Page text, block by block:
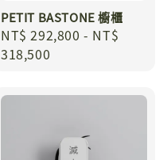
PETIT BASTONE 櫥櫃
Regular
price
NT$ 292,800 - NT$
318,500